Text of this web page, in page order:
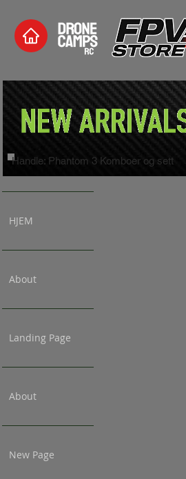
Handle: Phantom 3 Komboer og sett
HJEM
About
Landing Page
About
New Page